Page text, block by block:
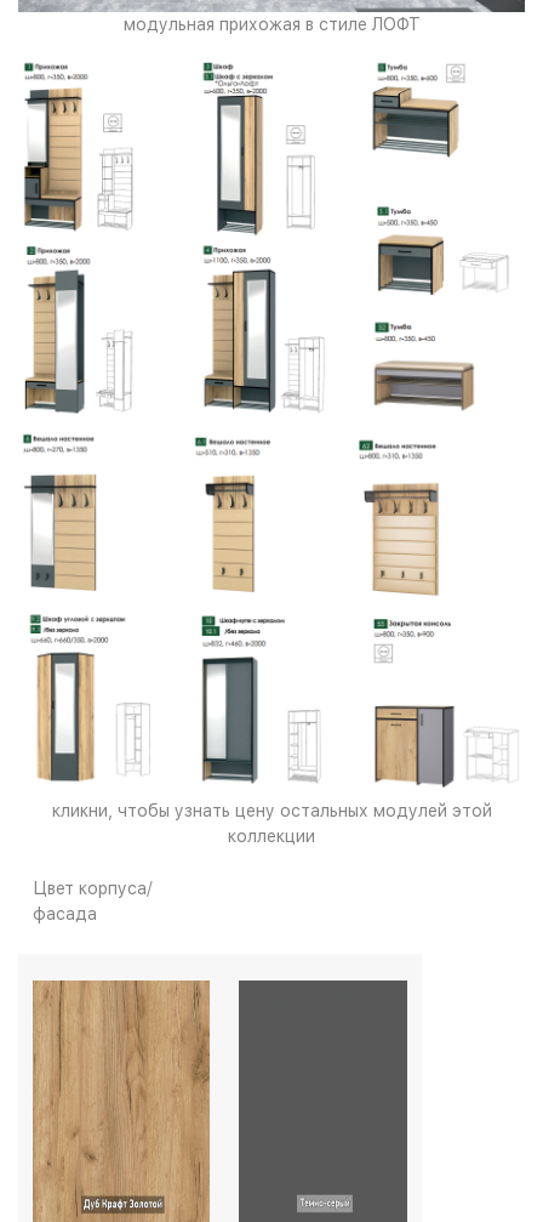
модульная прихожая в стиле ЛОФТ
кликни, чтобы узнать цену остальных модулей этой
коллекции
Цвет корпуса/
фасада